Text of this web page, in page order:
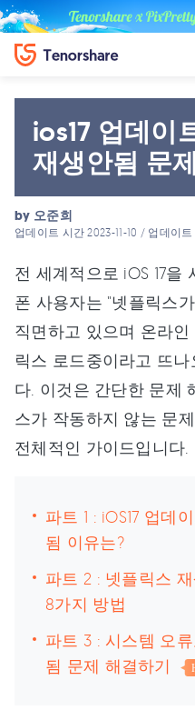
ios17 업데이
재생안됨 문
by 오준희
업데이트 시간 2023-11-10 / 업데이
전 세계적으로 iOS 17을
폰 사용자는 "넷플릭스
직면하고 있으며 온라인
릭스 로드중이라고 뜨
다. 이것은 간단한 문제
스가 작동하지 않는 문
전체적인 가이드입니다.
파트 1 : iOS17 업데
됨 이유는?
파트 2 : 넷플릭스
8가지 방법
파트 3 : 시스템 오
됨 문제 해결하기